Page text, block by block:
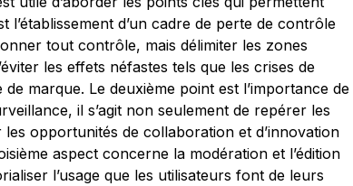
l’établissement d’un cadre de perte de contrôle
tout contrôle, mais délimiter les zones
les effets néfastes tels que les crises de
marque. Le deuxième point est l’importance de
il s’agit non seulement de repérer les
les opportunités de collaboration et d’innovation
aspect concerne la modération et l’édition
l’usage que les utilisateurs font de leurs